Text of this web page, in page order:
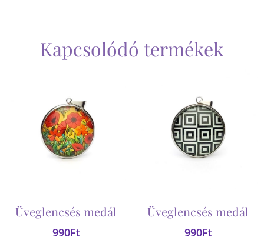
Kapcsolódó termékek
Üveglencsés medál
990Ft
Üveglencsés medál
990Ft